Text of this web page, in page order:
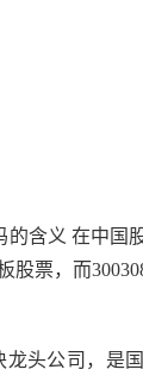
含义 在中国
股票，而
头公司，是